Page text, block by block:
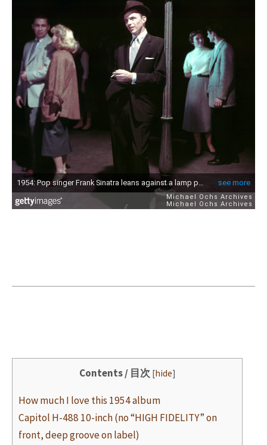
Contents / 目次 [hide]
How much I love this 1954 album
Capitol H-488 10-inch (no “HIGH FIDELITY” on
front, deep groove on label)